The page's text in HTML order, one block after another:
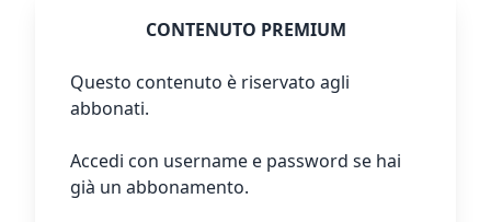
CONTENUTO PREMIUM
Questo contenuto è riservato agli
abbonati.
Accedi con username e password se hai
già un abbonamento.